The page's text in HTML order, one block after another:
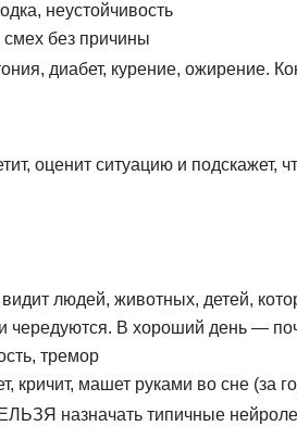
неустойчивость
без причины
диабет, курение, ожирение.
оценит ситуацию и подскажет,
людей, животных, детей,
чередуются. В хороший день —
тремор
кричит, машет руками во сне (за
назначать типичные